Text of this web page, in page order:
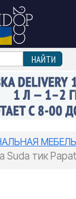
МЕБЕЛЬ
Suda тик